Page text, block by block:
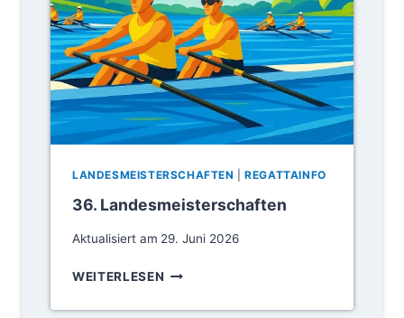
LANDESMEISTERSCHAFTEN |REGATTAINFO
36. Landesmeisterschaften
Aktualisiert am 29. Juni 2026
WEITERLESEN
.